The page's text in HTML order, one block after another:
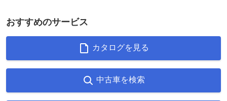
おすすめのサービス
カタログを見る
中古車を検索